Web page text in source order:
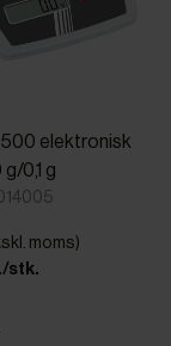
500 elektronisk
0,1 g
moms)
stk.